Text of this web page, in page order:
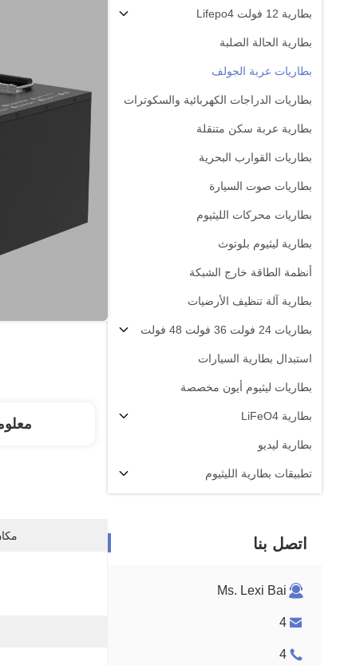
بطارية 12 فولت Lifepo4
بطارية الحالة الصلبة
بطاريات عربة الجولف
بطاريات الدراجات الكهربائية والسكوترات
بطارية عربة سكن متنقلة
بطاريات القوارب البحرية
بطاريات صوت السيارة
بطاريات محركات الليثيوم
بطارية ليثيوم بلوتوث
أنظمة الطاقة خارج الشبكة
بطارية آلة تنظيف الأرضيات
بطاريات 24 فولت 36 فولت 48 فولت
استبدال بطارية السيارات
بطاريات ليثيوم أيون مخصصة
بطارية LiFeO4
بطارية ليديو
تطبيقات بطارية الليثيوم
اتصل بنا
Ms. Lexi Bai
4
4